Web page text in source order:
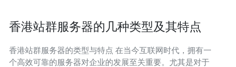
香港站群服务器的几种类型及其特点
香港站群服务器的类型与特点 在当今互联网时代，拥有一
个高效可靠的服务器对企业的发展至关重要。尤其是对于